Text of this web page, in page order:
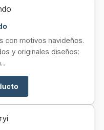
con motivos navideños.
y originales diseños: